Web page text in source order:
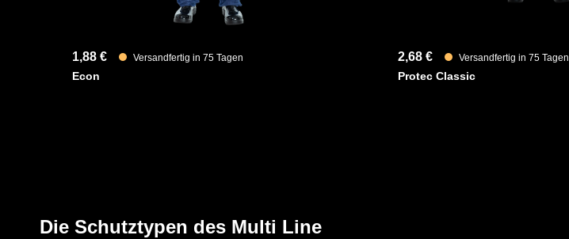
1,88 € Versandfertig in 75 Tagen
Econ
2,68 € Versandfertig in 75 Tagen
Protec Classic
Die Schutztypen des Multi Line